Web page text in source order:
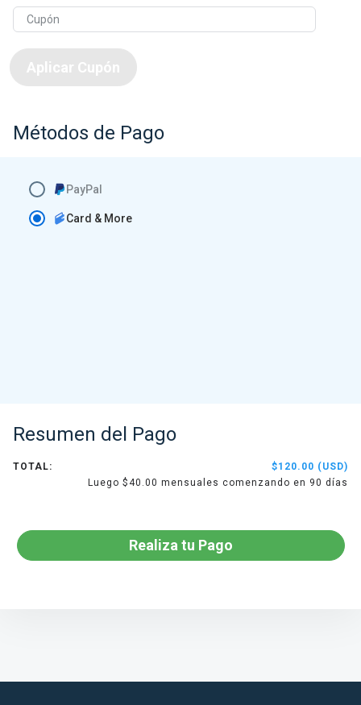
Aplicar Cupón
Métodos de Pago
Card & More
PayPal
Resumen del Pago
TOTAL:
$120.00 (USD)
Luego $40.00 mensuales comenzando en 90 días
Realiza tu Pago